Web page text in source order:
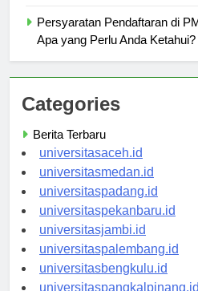
Persyaratan Pendaftaran di
Categories
Berita Terbaru
universitasaceh.id
universitasmedan.id
universitaspadang.id
universitaspekanbaru.id
universitasjambi.id
universitaspalembang.id
universitasbengkulu.id